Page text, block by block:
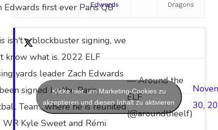
Edwards Dragons
Edwards first ever Paris QB
isn't a blockbuster signing, we
know what is. 2022 ELF
yards leader Zach Edwards
signed by the Paris
Team, where he is reunited
Kyle Sweet and Rémi
— Around the
ELF
(@aroundtheelf)
30,
Klicke hier, um Marketing-Cookies zu
akzeptieren und diesen Inhalt zu aktivieren